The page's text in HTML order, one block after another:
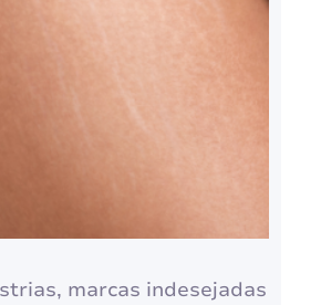
marcas indesejadas